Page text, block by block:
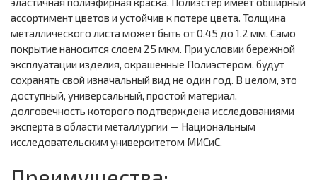
ассортимент цветов и устойчив к потере цвета. Толщина
металлического листа может быть от 0,45 до 1,2 мм. Само
покрытие наносится слоем 25 мкм. При условии бережной
эксплуатации изделия, окрашенные Полиэстером, будут
сохранять свой изначальный вид не один год. В целом, это
доступный, универсальный, простой материал,
долговечность которого подтверждена исследованиями
эксперта в области металлургии — Национальным
исследовательским университетом МИСиС.